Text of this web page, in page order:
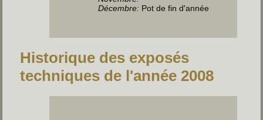
Décembre: Pot de fin d'année
Historique des exposés
techniques de l'année 2008